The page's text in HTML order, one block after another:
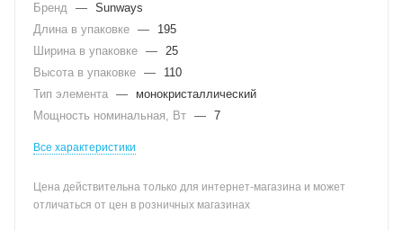
Бренд — Sunways
Длина в упаковке —
195
Ширина в упаковке — 25
Высота в упаковке —
110
Тип элемента —
монокристаллический
Мощность номинальная, Вт — 7
Все характеристики
Цена действительна только для интернет-магазина и может
отличаться от цен в розничных магазинах